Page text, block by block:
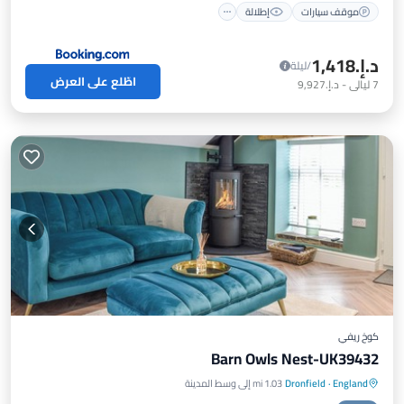
موقف سيارات إطلالة
د.إ.‏1,418
/ليلة
7ليالي- د.إ.‏9,927 اطّلع على العرض
كوخ ريفي
Barn Owls Nest-UK39432
England
·
Dronfield1.03 mi إلى وسط المدينة
موقف سيارات مطبخ